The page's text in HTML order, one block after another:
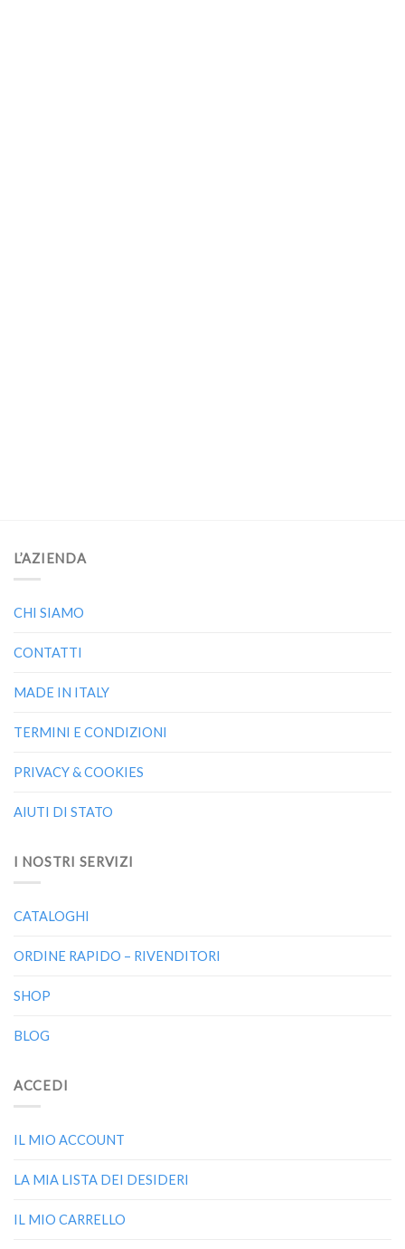
L’AZIENDA
CHI SIAMO
CONTATTI
MADE IN ITALY
TERMINI E CONDIZIONI
PRIVACY & COOKIES
AIUTI DI STATO
I NOSTRI SERVIZI
CATALOGHI
ORDINE RAPIDO – RIVENDITORI
SHOP
BLOG
ACCEDI
IL MIO ACCOUNT
LA MIA LISTA DEI DESIDERI
IL MIO CARRELLO